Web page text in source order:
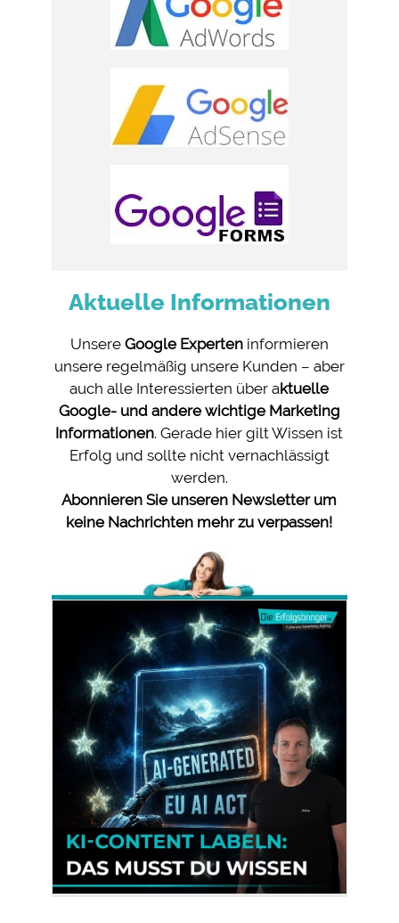
Aktuelle Informationen
Unsere Google Experteninformieren
unsere regelmäßig unsere Kunden – aber
auch alle Interessierten über aktuelle
Google- und andere wichtige Marketing
Informationen. Gerade hier gilt Wissen ist
Erfolg und sollte nicht vernachlässigt
werden.
Abonnieren Sie unseren Newsletter um
keine Nachrichten mehr zu verpassen!